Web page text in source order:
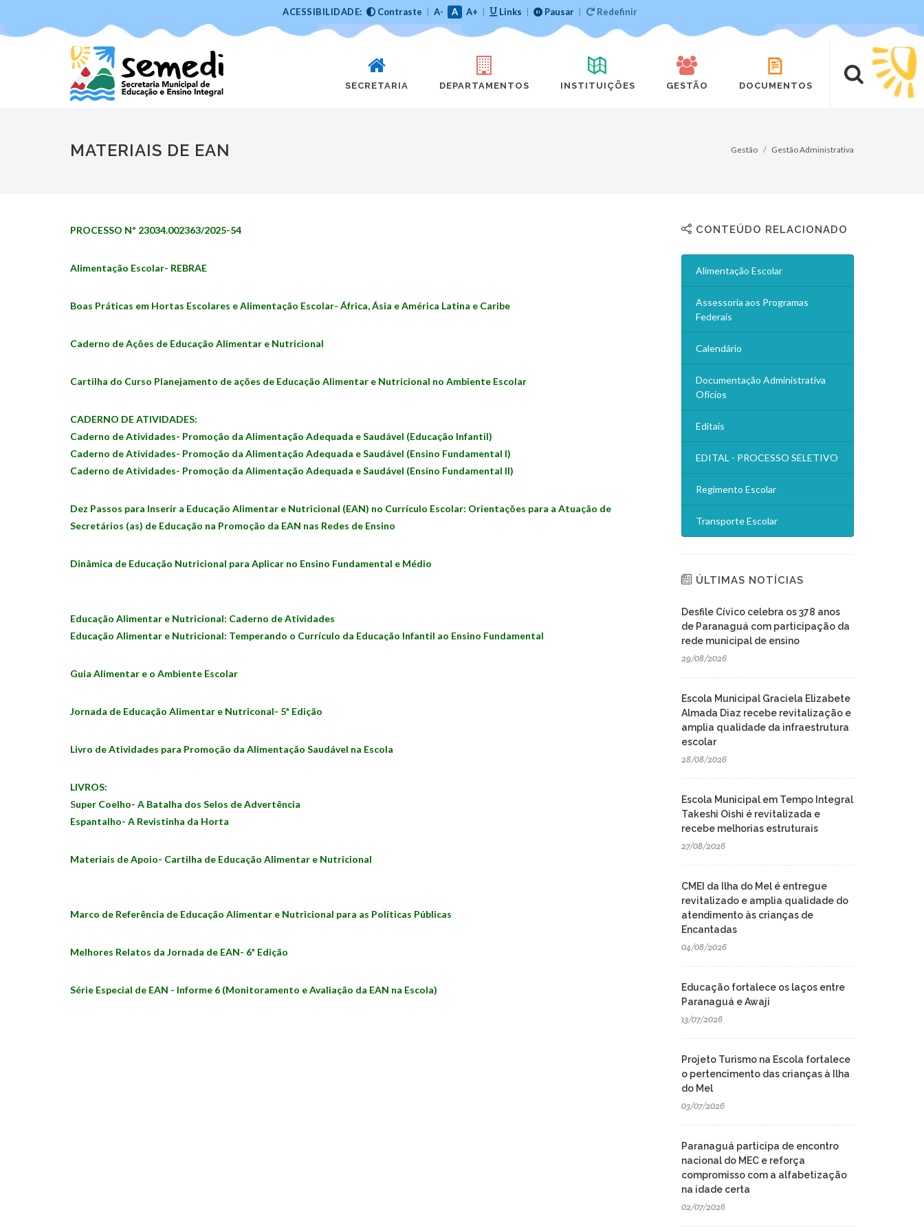
ACESSIBILIDADE: Contraste A- A A+ Links Pausar Redefinir
SECRETARIA DEPARTAMENTOS INSTITUIÇÕES GESTÃO DOCUMENTOS
MATERIAIS DE EAN Gestão Gestão Administrativa
PROCESSO Nº 23034.002363/2025-54
Alimentação Escolar- REBRAE
Boas Práticas em Hortas Escolares e Alimentação Escolar- África, Ásia e América Latina e Caribe
Caderno de Ações de Educação Alimentar e Nutricional
Cartilha do Curso Planejamento de ações de Educação Alimentar e Nutricional no Ambiente Escolar
CADERNO DE ATIVIDADES:
Caderno de Atividades- Promoção da Alimentação Adequada e Saudável (Educação Infantil)
Caderno de Atividades- Promoção da Alimentação Adequada e Saudável (Ensino Fundamental I)
Caderno de Atividades- Promoção da Alimentação Adequada e Saudável (Ensino Fundamental II)
Dez Passos para Inserir a Educação Alimentar e Nutricional (EAN) no Currículo Escolar: Orientações para a Atuação de
Secretários (as) de Educação na Promoção da EAN nas Redes de Ensino
Dinâmica de Educação Nutricional para Aplicar no Ensino Fundamental e Médio
Educação Alimentar e Nutricional: Caderno de Atividades
Educação Alimentar e Nutricional: Temperando o Currículo da Educação Infantil ao Ensino Fundamental
Guia Alimentar e o Ambiente Escolar
Jornada de Educação Alimentar e Nutriconal- 5ª Edição
Livro de Atividades para Promoção da Alimentação Saudável na Escola
LIVROS:
Super Coelho- A Batalha dos Selos de Advertência
Espantalho- A Revistinha da Horta
Materiais de Apoio- Cartilha de Educação Alimentar e Nutricional
Marco de Referência de Educação Alimentar e Nutricional para as Políticas Públicas
Melhores Relatos da Jornada de EAN- 6ª Edição
Série Especial de EAN - Informe 6 (Monitoramento e Avaliação da EAN na Escola)
CONTEÚDO RELACIONADO
Alimentação Escolar
Assessoria aos Programas
Federais
Calendário
Documentação Administrativa
Ofícios
Editais
EDITAL - PROCESSO SELETIVO
Regimento Escolar
Transporte Escolar
ÚLTIMAS NOTÍCIAS
Desfile Cívico celebra os 378 anos
de Paranaguá com participação da
rede municipal de ensino
29/08/2026
Escola Municipal Graciela Elizabete
Almada Diaz recebe revitalização e
amplia qualidade da infraestrutura
escolar
28/08/2026
Escola Municipal em Tempo Integral
Takeshi Oishi é revitalizada e
recebe melhorias estruturais
27/08/2026
CMEI da Ilha do Mel é entregue
revitalizado e amplia qualidade do
atendimento às crianças de
Encantadas
04/08/2026
Educação fortalece os laços entre
Paranaguá e Awaji
13/07/2026
Projeto Turismo na Escola fortalece
o pertencimento das crianças à Ilha
do Mel
03/07/2026
Paranaguá participa de encontro
nacional do MEC e reforça
compromisso com a alfabetização
na idade certa
02/07/2026